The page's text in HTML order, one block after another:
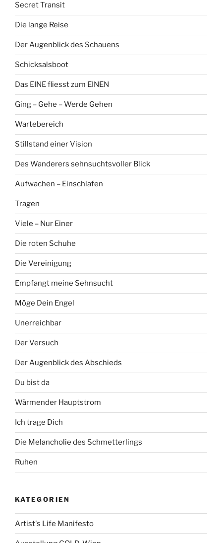
Secret Transit
Die lange Reise
Der Augenblick des Schauens
Schicksalsboot
Das EINE fliesst zum EINEN
Ging – Gehe – Werde Gehen
Wartebereich
Stillstand einer Vision
Des Wanderers sehnsuchtsvoller Blick
Aufwachen – Einschlafen
Tragen
Viele – Nur Einer
Die roten Schuhe
Die Vereinigung
Empfangt meine Sehnsucht
Möge Dein Engel
Unerreichbar
Der Versuch
Der Augenblick des Abschieds
Du bist da
Wärmender Hauptstrom
Ich trage Dich
Die Melancholie des Schmetterlings
Ruhen
KATEGORIEN
Artist's Life Manifesto